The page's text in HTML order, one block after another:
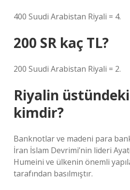
400 Suudi Arabistan Riyali = 4.
200 SR kaç TL?
200 Suudi Arabistan Riyali = 2.
Riyalin
kimdir?
Banknotlar ve madeni para
İran İslam Devrimi’nin lideri
Humeini ve ülkenin önemli
tarafından basılmıştır.